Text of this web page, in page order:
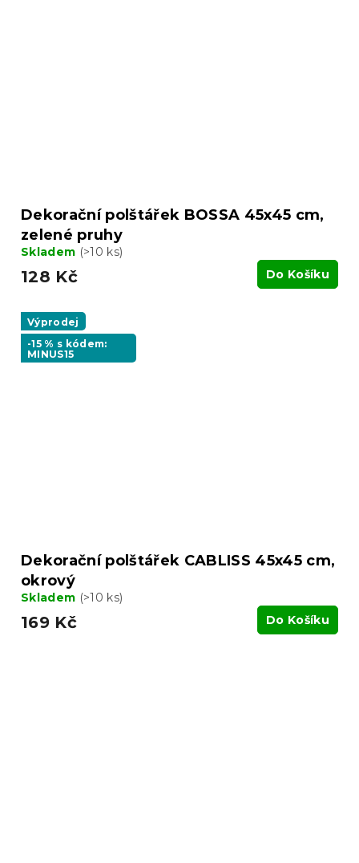
Dekorační polštářek BOSSA 45x45 cm,
zelené pruhy
Skladem (>10 ks)
128 Kč Do Košíku
Výprodej
-15 % s kódem:
MINUS15
Dekorační polštářek CABLISS 45x45 cm,
okrový
Skladem (>10 ks)
169 Kč Do Košíku